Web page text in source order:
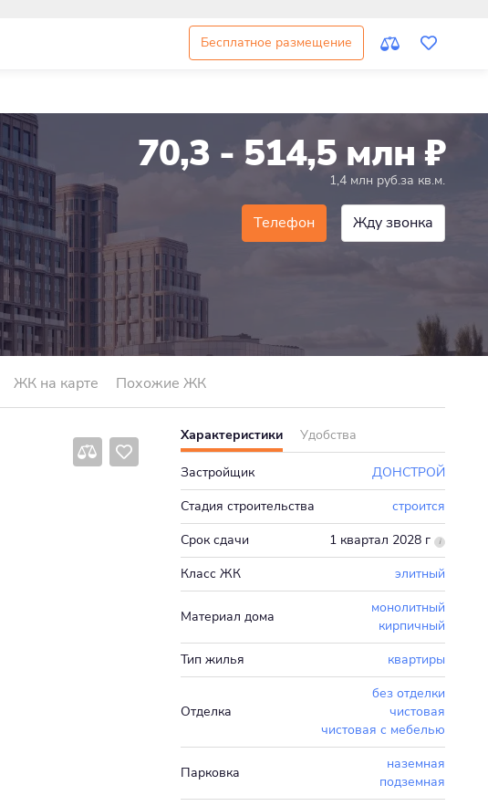
Бесплатное размещение
70,3 - 514,5 млн ₽
1,4 млн руб.за кв.м.
Телефон Жду звонка
ЖК на карте Похожие ЖК
Характеристики Удобства
Застройщик
ДОНСТРОЙ
Стадия строительства
строится
Срок сдачи
1 квартал 2028 г
Класс ЖК
элитный
Материал дома
монолитный
кирпичный
Тип жилья
квартиры
Отделка
без отделки
чистовая
чистовая с мебелью
Парковка
наземная
подземная